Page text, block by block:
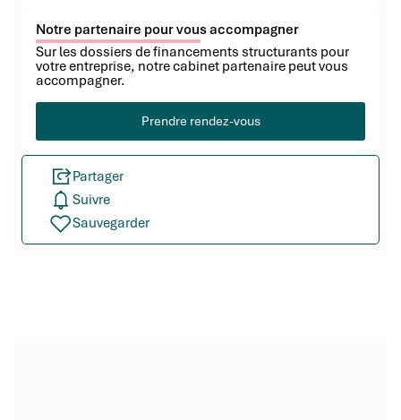
Notre partenaire pour vous accompagner
Sur les dossiers de financements structurants pour
votre entreprise, notre cabinet partenaire peut vous
accompagner.
Prendre rendez-vous
Partager
Suivre
Sauvegarder